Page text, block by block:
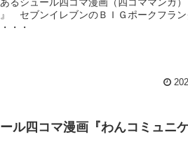
るシュール四コマ漫画（四コママンガ
』 セブンイレブンのＢＩＧポークフラン
・・
ル四コマ漫画『わんコミュニ